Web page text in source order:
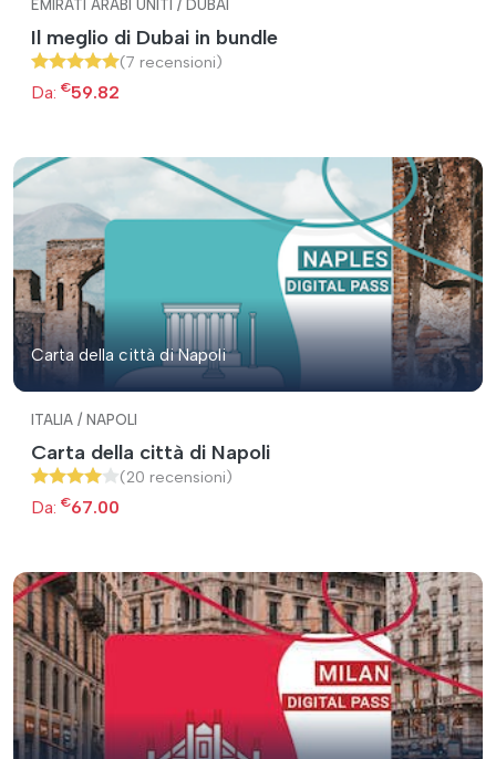
EMIRATI ARABI UNITI / DUBAI
Il meglio di Dubai in bundle
(7 recensioni)
Da: €59.82
Carta della città di Napoli
ITALIA / NAPOLI
Carta della città di Napoli
(20 recensioni)
Da: €67.00